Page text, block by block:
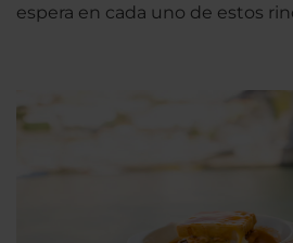
espera en cada uno de estos